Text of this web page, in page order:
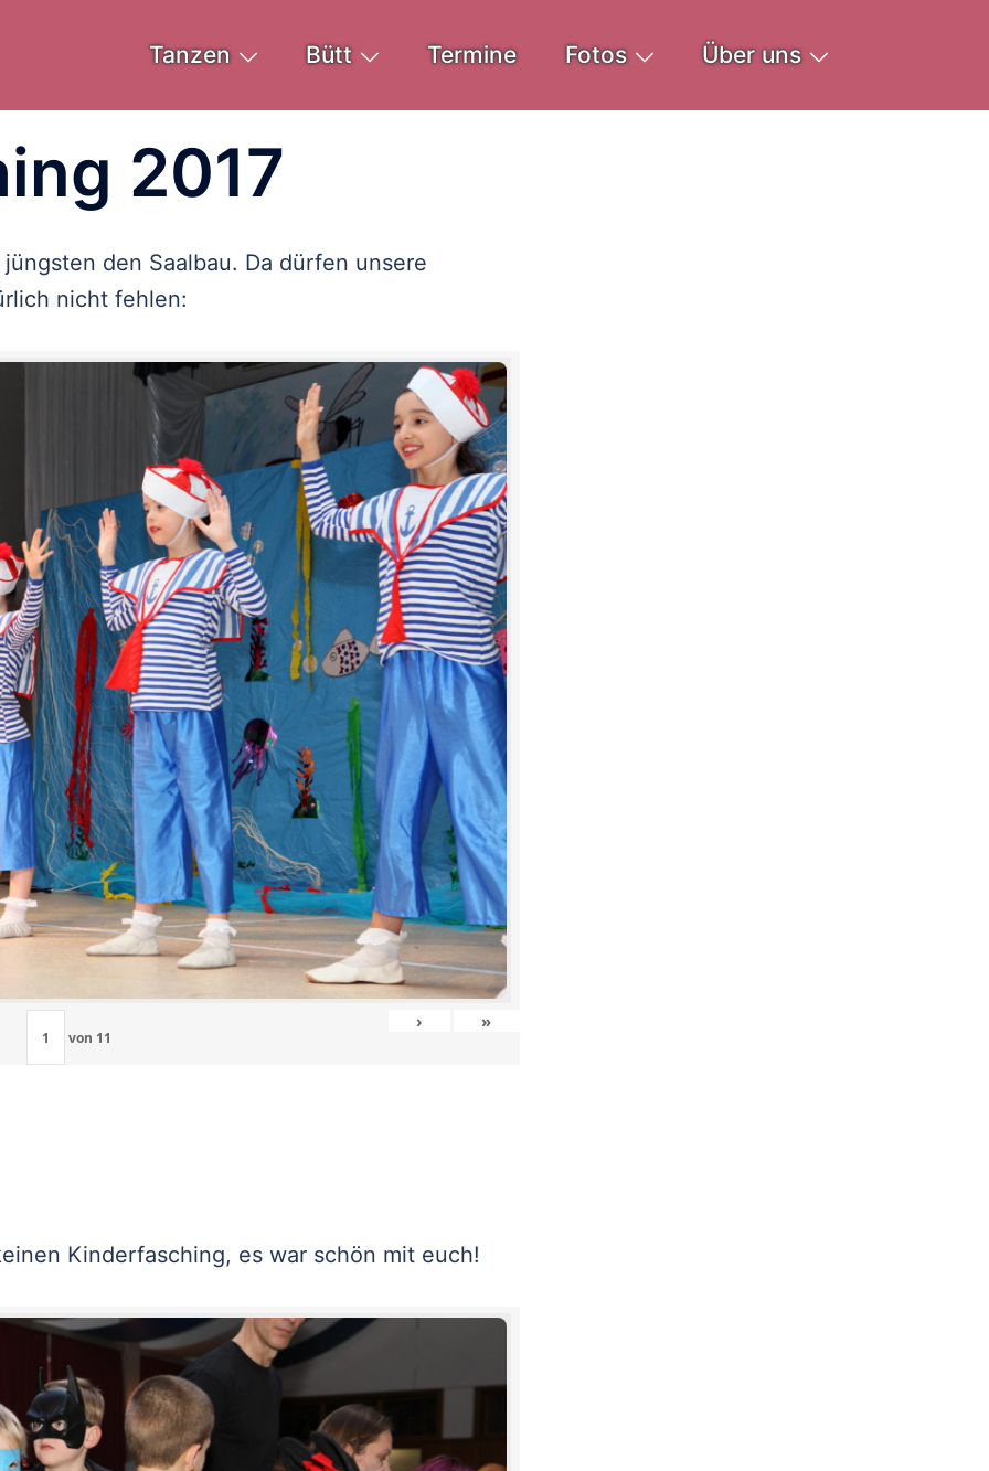
Tanzen Bütt Termine Fotos Über uns
2017
den Saalbau. Da dürfen unsere
nicht fehlen:
von 11
› »
Kinderfasching, es war schön mit euch!